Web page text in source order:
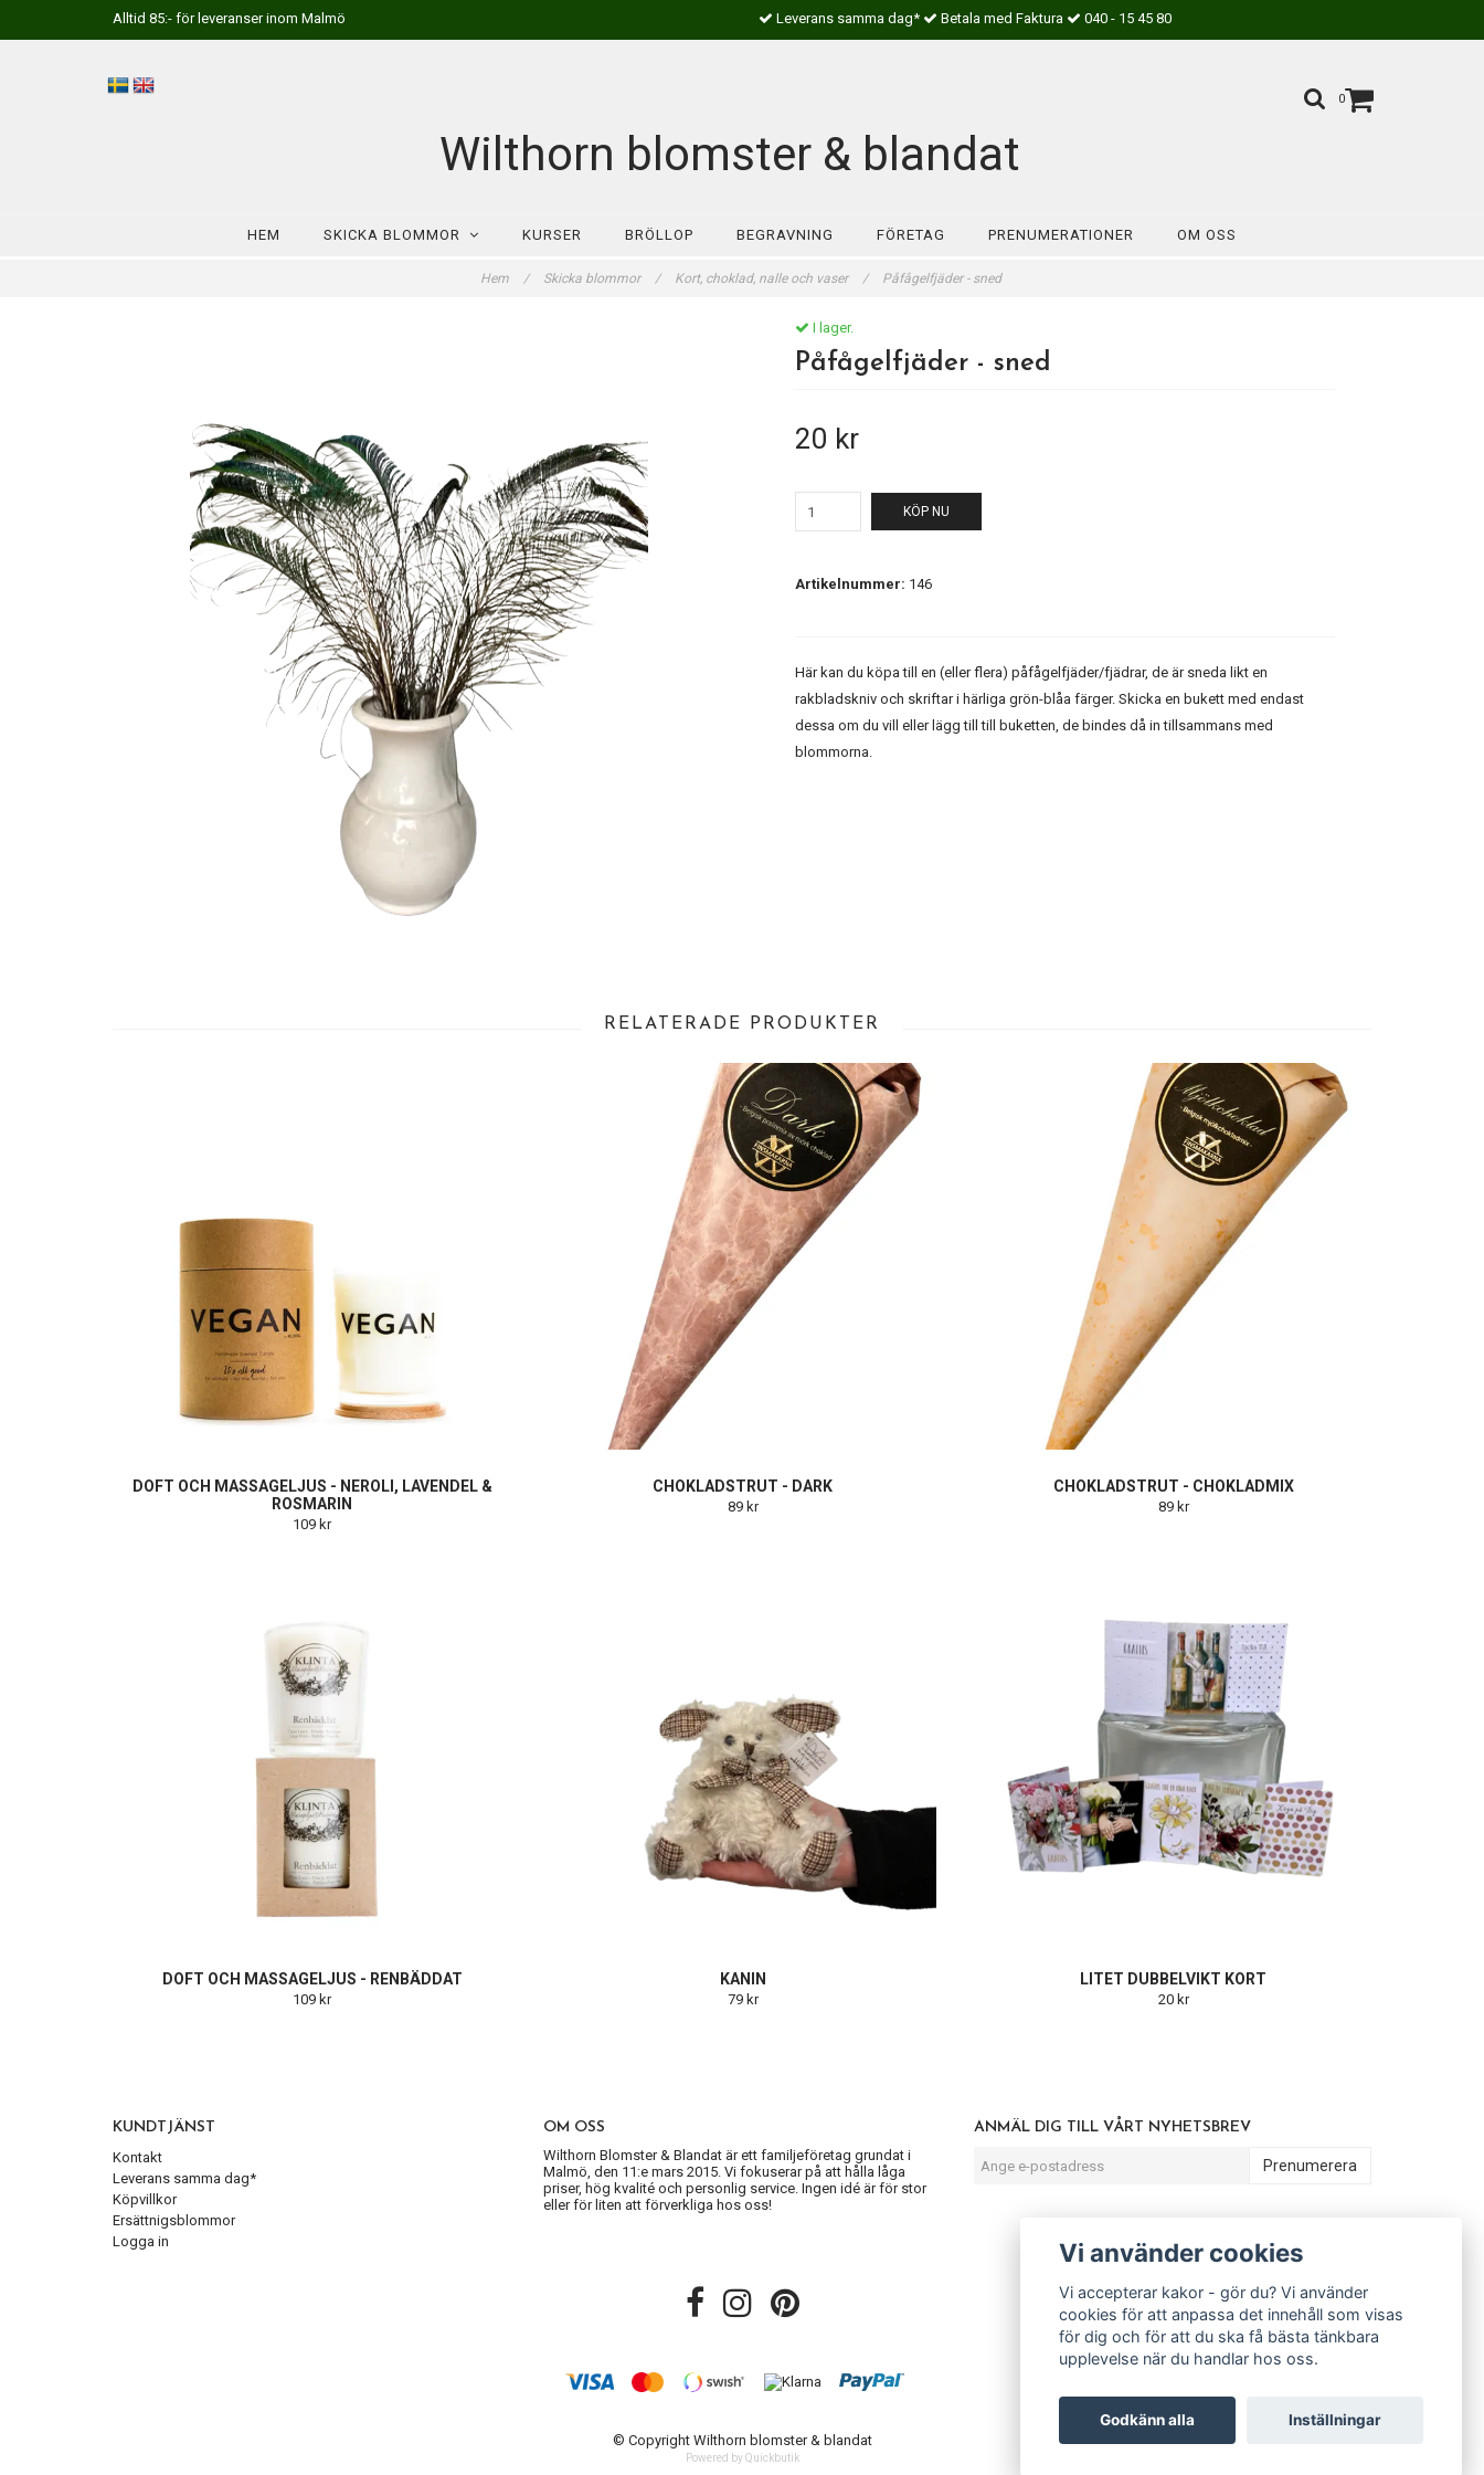
Alltid 85:- för leveranser inom Malmö Leverans samma dag* Betala med Faktura 040 - 15 45 80
0
Wilthorn blomster & blandat
HEM SKICKA BLOMMOR KURSER BRÖLLOP BEGRAVNING FÖRETAG PRENUMERATIONER OM OSS
Hem / Skicka blommor / Kort, choklad, nalle och vaser / Påfågelfjäder - sned
I lager.
Påfågelfjäder - sned
20 kr
KÖP NU
Artikelnummer: 146
Här kan du köpa till en (eller flera) påfågelfjäder/fjädrar, de är sneda likt en
rakbladskniv och skriftar i härliga grön-blåa färger. Skicka en bukett med endast
dessa om du vill eller lägg till till buketten, de bindes då in tillsammans med
blommorna.
RELATERADE PRODUKTER
DOFT OCH MASSAGELJUS - NEROLI, LAVENDEL &
ROSMARIN
109 kr
CHOKLADSTRUT - DARK
89 kr
CHOKLADSTRUT - CHOKLADMIX
89 kr
DOFT OCH MASSAGELJUS - RENBÄDDAT
109 kr
KANIN
79 kr
LITET DUBBELVIKT KORT
20 kr
KUNDTJÄNST
Kontakt
Leverans samma dag*
Köpvillkor
Ersättnigsblommor
Logga in
OM OSS
Wilthorn Blomster & Blandat är ett familjeföretag grundat i
Malmö, den 11:e mars 2015. Vi fokuserar på att hålla låga
priser, hög kvalité och personlig service. Ingen idé är för stor
eller för liten att förverkliga hos oss!
ANMÄL DIG TILL VÅRT NYHETSBREV
Prenumerera
© Copyright Wilthorn blomster & blandat
Powered by Quickbutik
Vi använder cookies
Vi accepterar kakor - gör du? Vi använder
cookies för att anpassa det innehåll som visas
för dig och för att du ska få bästa tänkbara
upplevelse när du handlar hos oss.
Godkänn alla Inställningar